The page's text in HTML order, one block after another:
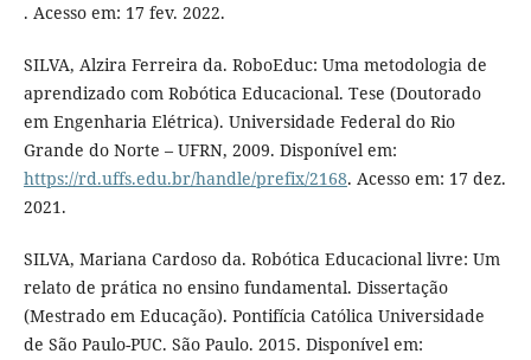
. Acesso em: 17 fev. 2022.
SILVA, Alzira Ferreira da. RoboEduc: Uma metodologia de
aprendizado com Robótica Educacional. Tese (Doutorado
em Engenharia Elétrica). Universidade Federal do Rio
Grande do Norte – UFRN, 2009. Disponível em:
https://rd.uffs.edu.br/handle/prefix/2168. Acesso em: 17 dez.
2021.
SILVA, Mariana Cardoso da. Robótica Educacional livre: Um
relato de prática no ensino fundamental. Dissertação
(Mestrado em Educação). Pontifícia Católica Universidade
de São Paulo-PUC. São Paulo. 2015. Disponível em: